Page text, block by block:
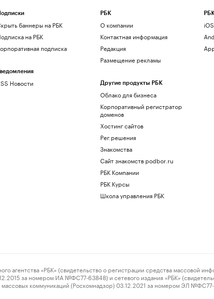
баннеры на РБК
на РБК
подписка
Новости
РБК
О компании
Контактная информация
Редакция
Размещение рекламы
Другие продукты РБК
Облако для бизнеса
Корпоративный регистратор
доменов
Хостинг сайтов
Рег.решения
Знакомства
Сайт знакомств podbor.ru
РБК Компании
РБК Курсы
Школа управления РБК
iOS
«РБК» (свидетельство о регистрации средства массовой
за номером ИА №ФС77-63848) и сетевого издания «РБК»
коммуникаций (Роскомнадзор) 03.12.2021 за номером ЭЛ